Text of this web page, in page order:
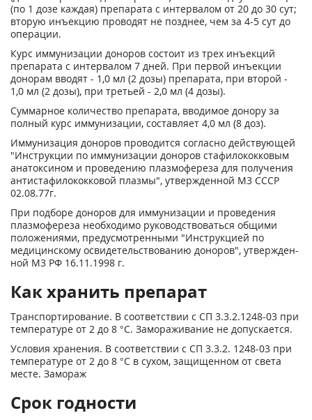
(по 1 дозе каждая) пре­парата с интервалом от 20 до 30 сут;
вторую инъекцию проводят не позднее, чем за 4-5 сут до
операции.
Курс иммунизации доноров состоит из трех инъекций
препарата с ин­тервалом 7 дней. При первой инъекции
донорам вводят - 1,0 мл (2 дозы) пре­парата, при второй -
1,0 мл (2 дозы), при третьей - 2,0 мл (4 дозы).
Суммарное количество препарата, вводимое донору за
полный курс иммунизации, составляет 4,0 мл (8 доз).
Иммунизация доноров проводится согласно действующей
"Инструк­ции по иммунизации доноров стафилококковым
анатоксином и проведению плазмофереза для получения
антистафилококковой плазмы", утвержденной М3 СССР
02.08.77г.
При подборе доноров для иммунизации и проведения
плазмофереза не­обходимо руководствоваться общими
положениями, предусмотренными "Инструкцией по
медицинскому освидетельствованию доноров", утвержден­
ной М3 РФ 16.11.1998 г.
Как хранить препарат
Транспортирование. В соответствии с СП 3.3.2.1248-03 при
темпера­туре от 2 до 8 °С. Замораживание не допускается.
Условия хранения. В соответствии с СП 3.3.2. 1248-03 при
темпе­ратуре от 2 до 8 °С в сухом, защищенном от света
месте. Замораж
Срок годности